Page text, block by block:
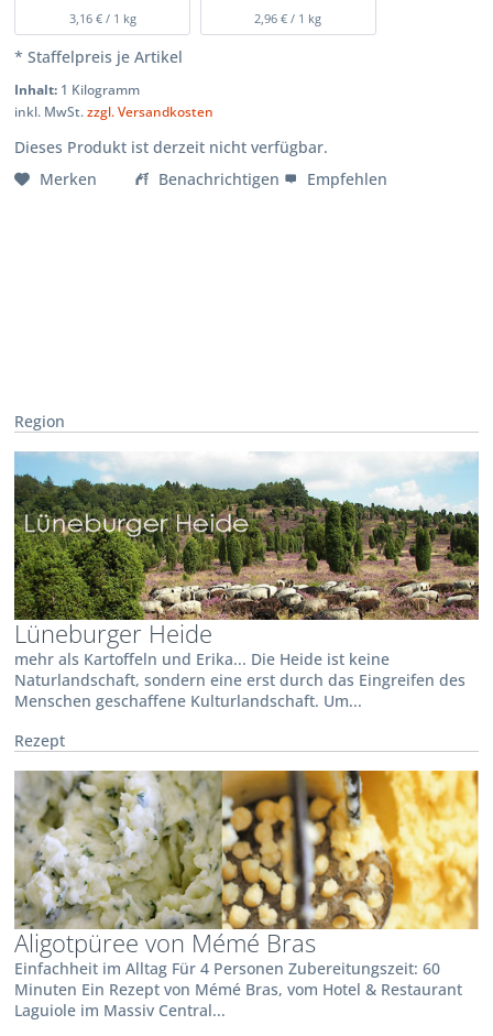
3,16 € / 1 kg 2,96 € / 1 kg
* Staffelpreis je Artikel
Inhalt: 1 Kilogramm
inkl. MwSt.zzgl. Versandkosten
Dieses Produkt ist derzeit nicht verfügbar.
Merken
Benachrichtigen Empfehlen
Region
Lüneburger Heide
mehr als Kartoffeln und Erika... Die Heide ist keine
Naturlandschaft, sondern eine erst durch das Eingreifen des
Menschen geschaffene Kulturlandschaft. Um...
Rezept
Aligotpüree von Mémé Bras
Einfachheit im Alltag Für 4 Personen Zubereitungszeit: 60
Minuten Ein Rezept von Mémé Bras, vom Hotel & Restaurant
Laguiole im Massiv Central...